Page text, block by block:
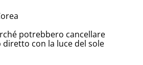
potrebbero cancellare
con la luce del sole